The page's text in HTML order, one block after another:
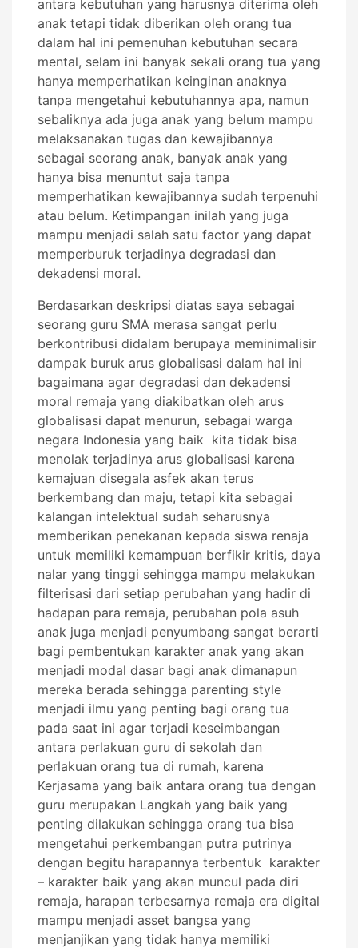
antara kebutuhan yang harusnya diterima oleh
anak tetapi tidak diberikan oleh orang tua
dalam hal ini pemenuhan kebutuhan secara
mental, selam ini banyak sekali orang tua yang
hanya memperhatikan keinginan anaknya
tanpa mengetahui kebutuhannya apa, namun
sebaliknya ada juga anak yang belum mampu
melaksanakan tugas dan kewajibannya
sebagai seorang anak, banyak anak yang
hanya bisa menuntut saja tanpa
memperhatikan kewajibannya sudah terpenuhi
atau belum. Ketimpangan inilah yang juga
mampu menjadi salah satu factor yang dapat
memperburuk terjadinya degradasi dan
dekadensi moral.
Berdasarkan deskripsi diatas saya sebagai
seorang guru SMA merasa sangat perlu
berkontribusi didalam berupaya meminimalisir
dampak buruk arus globalisasi dalam hal ini
bagaimana agar degradasi dan dekadensi
moral remaja yang diakibatkan oleh arus
globalisasi dapat menurun, sebagai warga
negara Indonesia yang baik kita tidak bisa
menolak terjadinya arus globalisasi karena
kemajuan disegala asfek akan terus
berkembang dan maju, tetapi kita sebagai
kalangan intelektual sudah seharusnya
memberikan penekanan kepada siswa renaja
untuk memiliki kemampuan berfikir kritis, daya
nalar yang tinggi sehingga mampu melakukan
filterisasi dari setiap perubahan yang hadir di
hadapan para remaja, perubahan pola asuh
anak juga menjadi penyumbang sangat berarti
bagi pembentukan karakter anak yang akan
menjadi modal dasar bagi anak dimanapun
mereka berada sehingga parenting style
menjadi ilmu yang penting bagi orang tua
pada saat ini agar terjadi keseimbangan
antara perlakuan guru di sekolah dan
perlakuan orang tua di rumah, karena
Kerjasama yang baik antara orang tua dengan
guru merupakan Langkah yang baik yang
penting dilakukan sehingga orang tua bisa
mengetahui perkembangan putra putrinya
dengan begitu harapannya terbentuk karakter
– karakter baik yang akan muncul pada diri
remaja, harapan terbesarnya remaja era digital
mampu menjadi asset bangsa yang
menjanjikan yang tidak hanya memiliki